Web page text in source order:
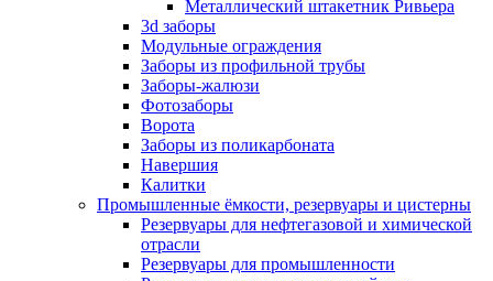
Металлический штакетник Ривьера
3d заборы
Модульные ограждения
Заборы из профильной трубы
Заборы-жалюзи
Фотозаборы
Ворота
Заборы из поликарбоната
Навершия
Калитки
Промышленные ёмкости, резервуары и цистерны
Резервуары для нефтегазовой и химической
отрасли
Резервуары для промышленности